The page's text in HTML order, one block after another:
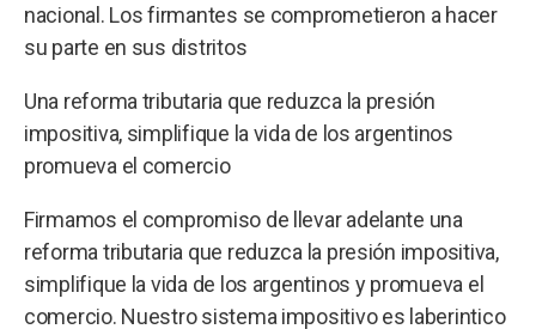
nacional. Los firmantes se comprometieron a hacer
su parte en sus distritos
Una reforma tributaria que reduzca la presión
impositiva, simplifique la vida de los argentinos
promueva el comercio
Firmamos el compromiso de llevar adelante una
reforma tributaria que reduzca la presión impositiva,
simplifique la vida de los argentinos y promueva el
comercio. Nuestro sistema impositivo es laberintico